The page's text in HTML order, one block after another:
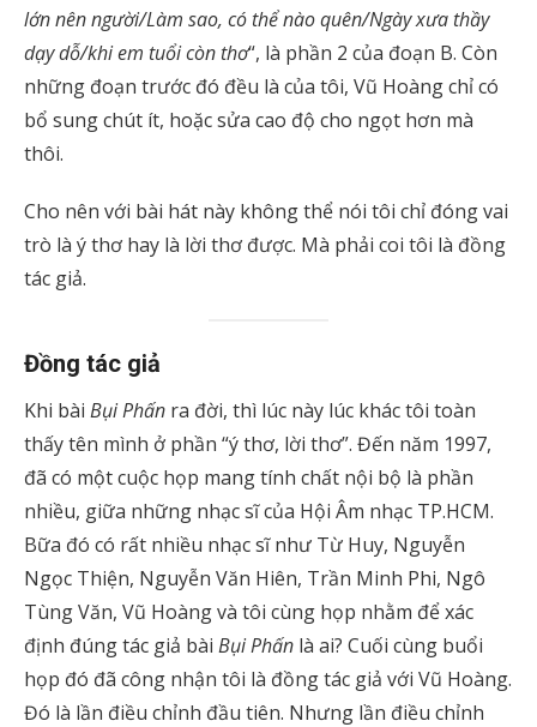
lớn nên người/Làm sao, có thể nào quên/Ngày xưa thầy
dạy dỗ/khi em tuổi còn thơ“, là phần 2 của đoạn B. Còn
những đoạn trước đó đều là của tôi, Vũ Hoàng chỉ có
bổ sung chút ít, hoặc sửa cao độ cho ngọt hơn mà
thôi.
Cho nên với bài hát này không thể nói tôi chỉ đóng vai
trò là ý thơ hay là lời thơ được. Mà phải coi tôi là đồng
tác giả.
Đồng tác giả
Khi bài Bụi Phấn ra đời, thì lúc này lúc khác tôi toàn
thấy tên mình ở phần “ý thơ, lời thơ”. Đến năm 1997,
đã có một cuộc họp mang tính chất nội bộ là phần
nhiều, giữa những nhạc sĩ của Hội Âm nhạc TP.HCM.
Bữa đó có rất nhiều nhạc sĩ như Từ Huy, Nguyễn
Ngọc Thiện, Nguyễn Văn Hiên, Trần Minh Phi, Ngô
Tùng Văn, Vũ Hoàng và tôi cùng họp nhằm để xác
định đúng tác giả bài Bụi Phấn là ai? Cuối cùng buổi
họp đó đã công nhận tôi là đồng tác giả với Vũ Hoàng.
Đó là lần điều chỉnh đầu tiên. Nhưng lần điều chỉnh